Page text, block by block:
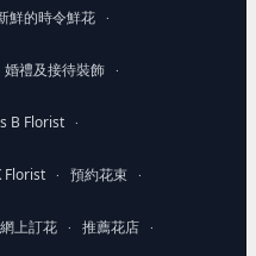
鮮的時令鮮花 ·
婚禮及接待裝飾 ·
B Florist ·
Florist · 預約花束 ·
網上訂花 · 推薦花店 ·